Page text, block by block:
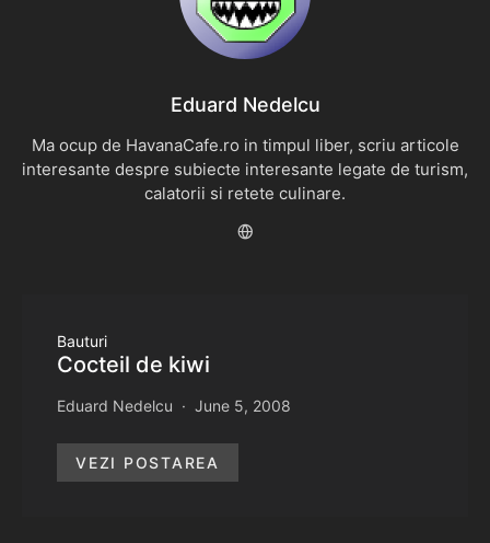
Eduard Nedelcu
Ma ocup de HavanaCafe.ro in timpul liber, scriu articole
interesante despre subiecte interesante legate de turism,
calatorii si retete culinare.
Bauturi
Cocteil de kiwi
Eduard Nedelcu June 5, 2008
VEZI POSTAREA